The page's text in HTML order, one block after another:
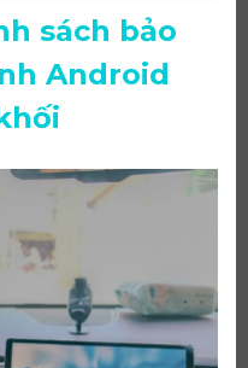
sách bảo
Android